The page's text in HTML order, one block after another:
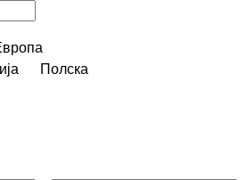
Полска